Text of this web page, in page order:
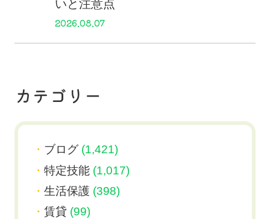
いと注意点
2026.08.07
カテゴリー
ブログ(1,421)
特定技能(1,017)
生活保護 (398)
賃貸 (99)